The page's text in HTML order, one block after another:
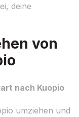
deine
von
nach Kuopio
umziehen und